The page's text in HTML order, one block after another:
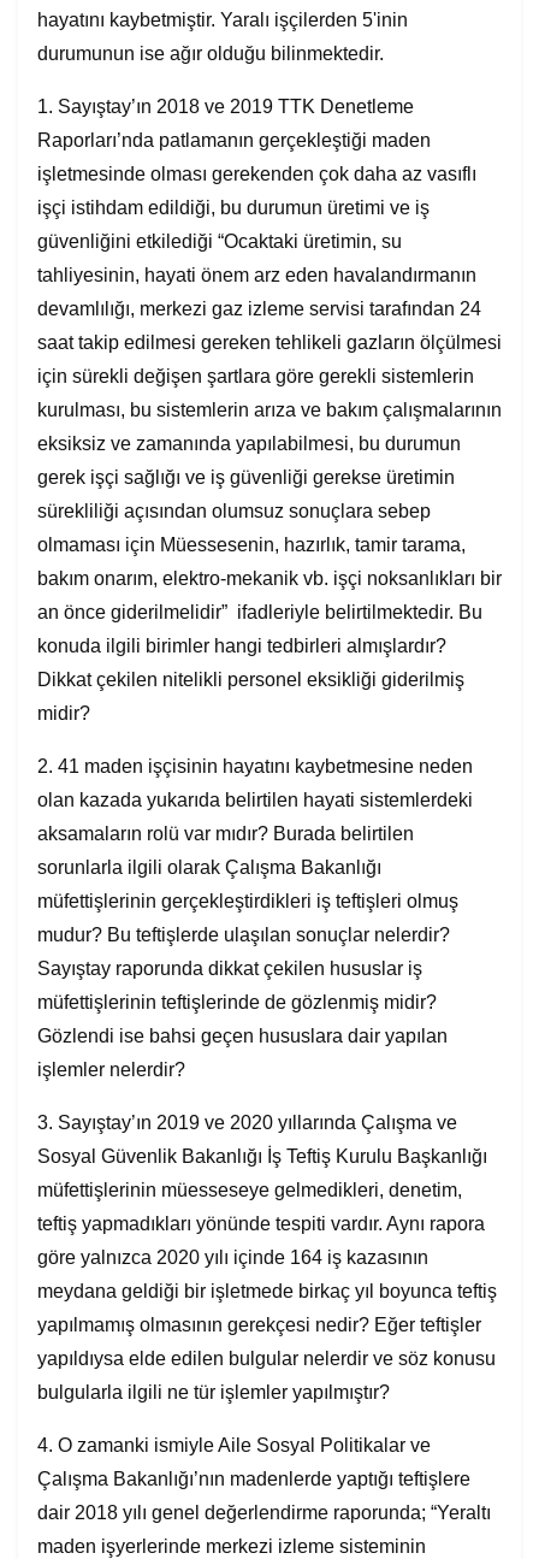
hayatını kaybetmiştir. Yaralı işçilerden 5'inin
durumunun ise ağır olduğu bilinmektedir.
1. Sayıştay’ın 2018 ve 2019 TTK Denetleme
Raporları’nda patlamanın gerçekleştiği maden
işletmesinde olması gerekenden çok daha az vasıflı
işçi istihdam edildiği, bu durumun üretimi ve iş
güvenliğini etkilediği “Ocaktaki üretimin, su
tahliyesinin, hayati önem arz eden havalandırmanın
devamlılığı, merkezi gaz izleme servisi tarafından 24
saat takip edilmesi gereken tehlikeli gazların ölçülmesi
için sürekli değişen şartlara göre gerekli sistemlerin
kurulması, bu sistemlerin arıza ve bakım çalışmalarının
eksiksiz ve zamanında yapılabilmesi, bu durumun
gerek işçi sağlığı ve iş güvenliği gerekse üretimin
sürekliliği açısından olumsuz sonuçlara sebep
olmaması için Müessesenin, hazırlık, tamir tarama,
bakım onarım, elektro-mekanik vb. işçi noksanlıkları bir
an önce giderilmelidir” ifadleriyle belirtilmektedir. Bu
konuda ilgili birimler hangi tedbirleri almışlardır?
Dikkat çekilen nitelikli personel eksikliği giderilmiş
midir?
2. 41 maden işçisinin hayatını kaybetmesine neden
olan kazada yukarıda belirtilen hayati sistemlerdeki
aksamaların rolü var mıdır? Burada belirtilen
sorunlarla ilgili olarak Çalışma Bakanlığı
müfettişlerinin gerçekleştirdikleri iş teftişleri olmuş
mudur? Bu teftişlerde ulaşılan sonuçlar nelerdir?
Sayıştay raporunda dikkat çekilen hususlar iş
müfettişlerinin teftişlerinde de gözlenmiş midir?
Gözlendi ise bahsi geçen hususlara dair yapılan
işlemler nelerdir?
3. Sayıştay’ın 2019 ve 2020 yıllarında Çalışma ve
Sosyal Güvenlik Bakanlığı İş Teftiş Kurulu Başkanlığı
müfettişlerinin müesseseye gelmedikleri, denetim,
teftiş yapmadıkları yönünde tespiti vardır. Aynı rapora
göre yalnızca 2020 yılı içinde 164 iş kazasının
meydana geldiği bir işletmede birkaç yıl boyunca teftiş
yapılmamış olmasının gerekçesi nedir? Eğer teftişler
yapıldıysa elde edilen bulgular nelerdir ve söz konusu
bulgularla ilgili ne tür işlemler yapılmıştır?
4. O zamanki ismiyle Aile Sosyal Politikalar ve
Çalışma Bakanlığı’nın madenlerde yaptığı teftişlere
dair 2018 yılı genel değerlendirme raporunda; “Yeraltı
maden işyerlerinde merkezi izleme sisteminin